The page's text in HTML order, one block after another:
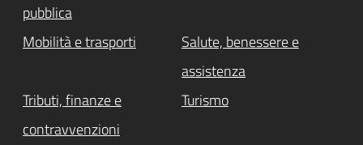
pubblica
Mobilità e trasporti
Salute, benessere e
assistenza
Tributi, finanze e
contravvenzioni
Turismo